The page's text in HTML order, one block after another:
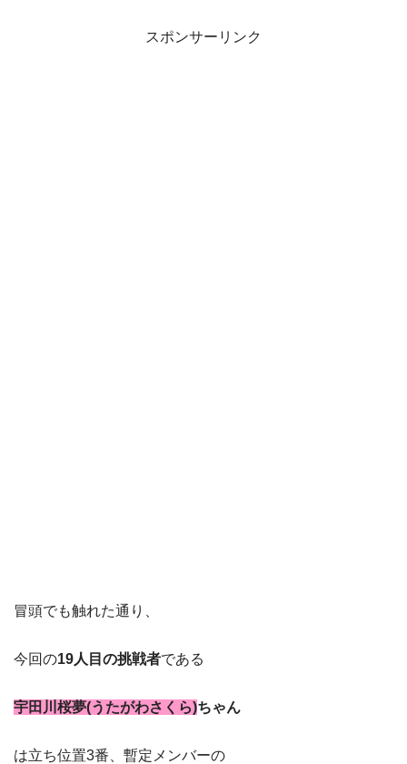
スポンサーリンク
冒頭でも触れた通り、
今回の19人目の挑戦者である
宇田川桜夢(うたがわさくら)ちゃん
は立ち位置3番、暫定メンバーの